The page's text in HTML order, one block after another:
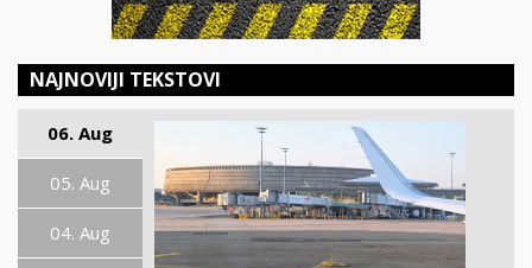
NAJNOVIJI TEKSTOVI
06. Aug
05. Aug
04. Aug